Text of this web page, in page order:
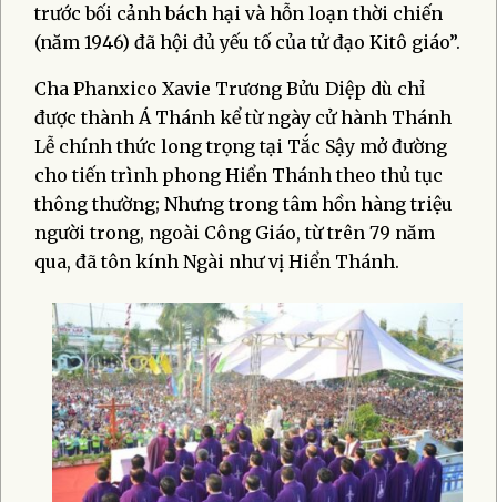
trước bối cảnh bách hại và hỗn loạn thời chiến
(năm 1946) đã hội đủ yếu tố của tử đạo Kitô giáo”.
Cha Phanxico Xavie Trương Bửu Diệp dù chỉ
được thành Á Thánh kể từ ngày cử hành Thánh
Lễ chính thức long trọng tại Tắc Sậy mở đường
cho tiến trình phong Hiển Thánh theo thủ tục
thông thường; Nhưng trong tâm hồn hàng triệu
người trong, ngoài Công Giáo, từ trên 79 năm
qua, đã tôn kính Ngài như vị Hiển Thánh.